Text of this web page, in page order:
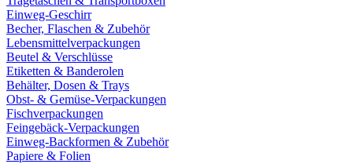
Einweg-Geschirr
Becher, Flaschen & Zubehör
Lebensmittelverpackungen
Beutel & Verschlüsse
Etiketten & Banderolen
Behälter, Dosen & Trays
Obst- & Gemüse-Verpackungen
Fischverpackungen
Feingebäck-Verpackungen
Einweg-Backformen & Zubehör
Papiere & Folien